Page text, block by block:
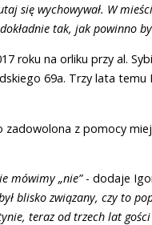
się wychowywał. W
tak, jak powinno
roku na orliku przy al.
69a. Trzy lata temu
z pomocy
mówimy „nie”- dodaje
blisko związany, czy to
teraz od trzech lat gości